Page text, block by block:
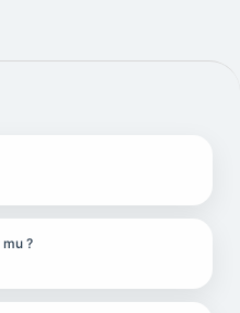
mu ?